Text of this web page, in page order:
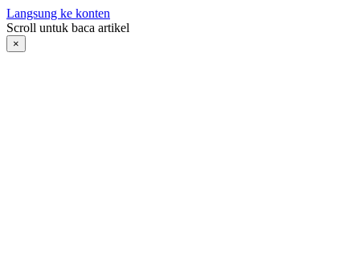
Langsung ke konten
Scroll untuk baca artikel
×